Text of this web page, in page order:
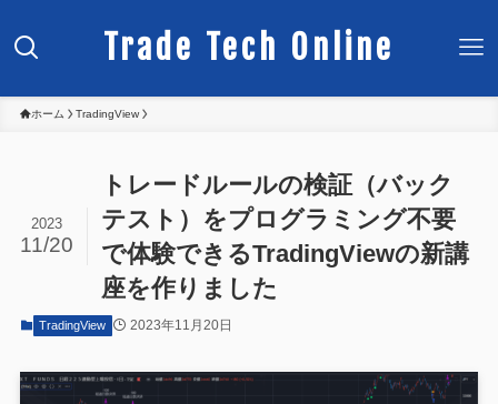
Trade Tech Online
ホーム TradingView
トレードルールの検証（バック
テスト）をプログラミング不要
で体験できるTradingViewの新講
座を作りました
2023
11/20
TradingView 2023年11月20日